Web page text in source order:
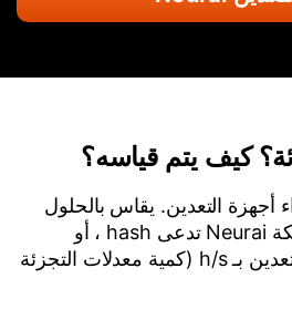
كيف يتم قياسه؟
أجهزة التعدين. يقاس بالحلول
في الثانية. الحل في شبكة Neurai تدعى hash ، أو
ببساطة h. تقاس أداء التعدين بـ h/s (كمية معدلات التجزئة